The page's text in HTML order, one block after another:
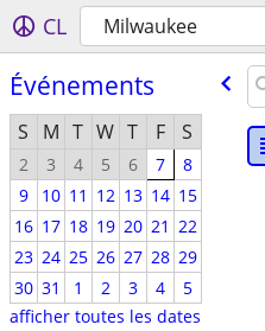
CL Milwaukee
Événements
S M T W T F S
2 3 4 5 6 7
8
9
10 11 12 13 14 15
16 17 18 19 20 21 22
23 24 25 26 27 28 29
30 31 1 2 3 4
5
afficher toutes les dates